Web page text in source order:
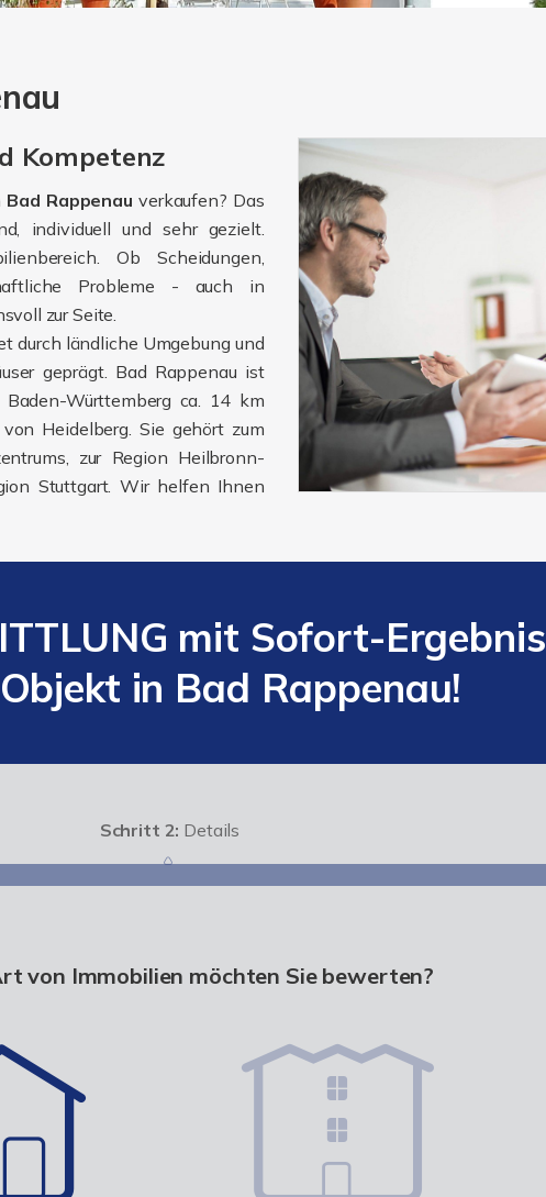
Kompetenz
Bad Rappenau verkaufen? Das
individuell und sehr gezielt.
Ob Scheidungen,
Probleme - auch in
zur Seite.
durch ländliche Umgebung und
geprägt. Bad Rappenau ist
Württemberg ca. 14 km
Heidelberg. Sie gehört zum
zur Region Heilbronn-
Stuttgart. Wir helfen Ihnen
mit Sofort-Ergebnis
in Bad Rappenau!
Schritt 2: Details
von Immobilien möchten Sie bewerten?